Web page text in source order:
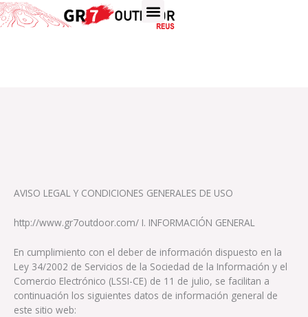
Ir
al
AVISO LEGAL Y CONDICIONES GENERALES DE USO
http://www.gr7outdoor.com/ I. INFORMACIÓN GENERAL
En cumplimiento con el deber de información dispuesto en la
Ley 34/2002 de Servicios de la Sociedad de la Información y el
Comercio Electrónico (LSSI-CE) de 11 de julio, se facilitan a
continuación los siguientes datos de información general de
este sitio web: